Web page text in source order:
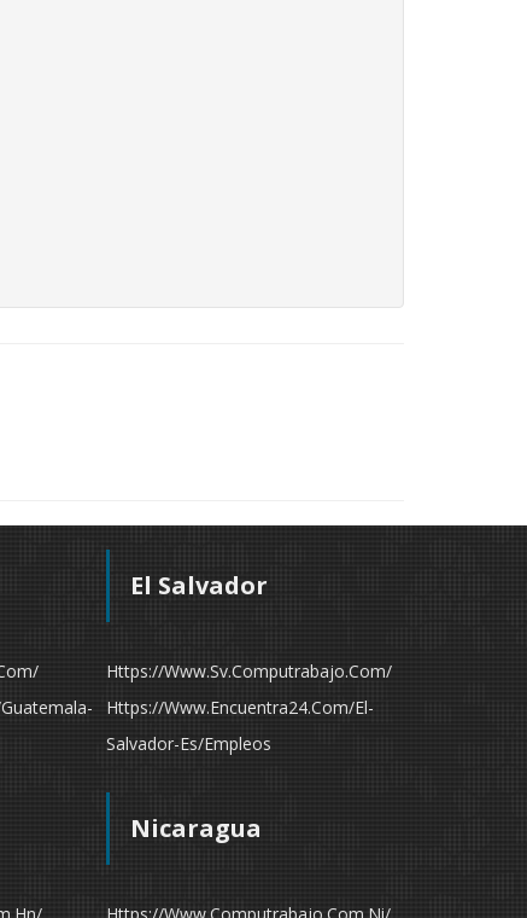
El Salvador
Https://www.sv.computrabajo.com/
Https://www.encuentra24.com/el-
Salvador-Es/empleos
Nicaragua